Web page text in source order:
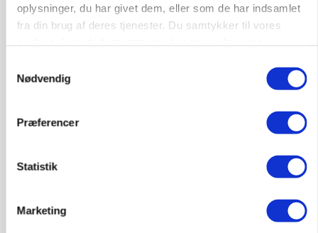
oplysninger, du har givet dem, eller som de har indsamlet
fra din brug af deres tjenester. Du samtykker til vores
Nødvendig
Præferencer
Statistik
Marketing
INDLAND